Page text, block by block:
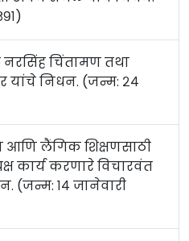
नरसिंह चिंतामण तथा
यांचे निधन. (जन्म: २४
आणि लैंगिक शिक्षणसाठी
कार्य करणारे विचारवंत
(जन्म: १४ जानेवारी